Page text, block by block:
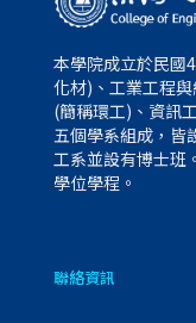
本學院成立於民國
化材)、工業工程
(簡稱環工)、資訊
五個學系組成，皆
工系並設有博士班
學位學程。
聯絡資訊